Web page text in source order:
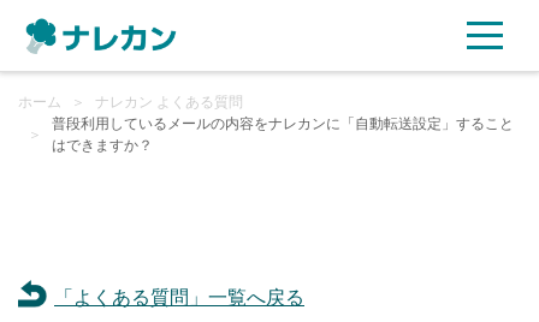
ご利用プラン
セキュリティ
ホーム ＞
ナレカン よくある質問
＞
普段利用しているメールの内容をナレカンに「自動転送設定」すること
はできますか？
「よくある質問」一覧へ戻る